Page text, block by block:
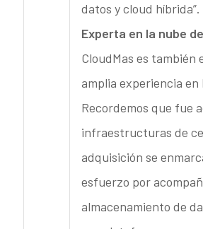
datos y cloud híbrida”.
Experta en la nube
CloudMas es
amplia experiencia
Recordemos que fue
infraestructuras de
adquisición se
esfuerzo por
almacenamiento de